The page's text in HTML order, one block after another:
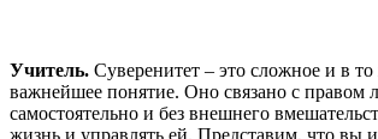
Учитель. Суверенитет – это сложное и в
важнейшее понятие. Оно связано с правом
самостоятельно и без внешнего
жизнь и управлять ей. Представим, что вы